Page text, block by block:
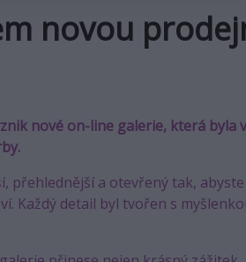
novou
nové on-line galerie, která
přehlednější a otevřený tak,
Každý detail byl tvořen s